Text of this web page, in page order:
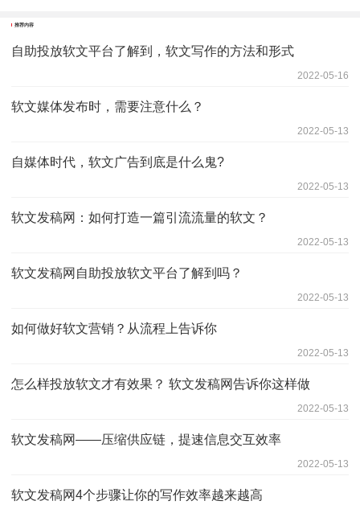
推荐内容
自助投放软文平台了解到，软文写作的方法和形式
2022-05-16
软文媒体发布时，需要注意什么？
2022-05-13
自媒体时代，软文广告到底是什么鬼?
2022-05-13
软文发稿网：如何打造一篇引流流量的软文？
2022-05-13
软文发稿网自助投放软文平台了解到吗？
2022-05-13
如何做好软文营销？从流程上告诉你
2022-05-13
怎么样投放软文才有效果？ 软文发稿网告诉你这样做
2022-05-13
软文发稿网——压缩供应链，提速信息交互效率
2022-05-13
软文发稿网4个步骤让你的写作效率越来越高